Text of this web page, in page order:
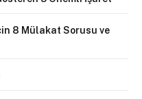
8 Mülakat Sorusu ve